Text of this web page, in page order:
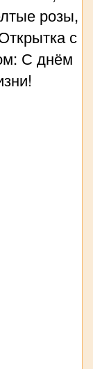
розы,
с
С днём